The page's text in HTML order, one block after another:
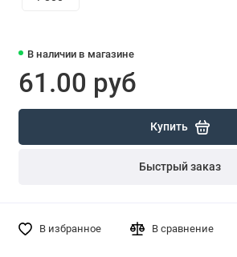
В наличии в магазине
61.00 руб
Купить
Быстрый заказ
В избранное В сравнение